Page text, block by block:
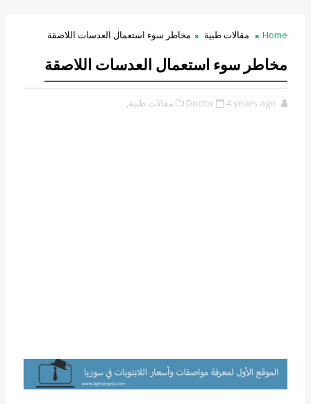
Home مقالات طبية مخاطر سوء استعمال العدسات اللاصقة
مخاطر سوء استعمال العدسات اللاصقة
Doctor 4 years ago مقالات طبية,